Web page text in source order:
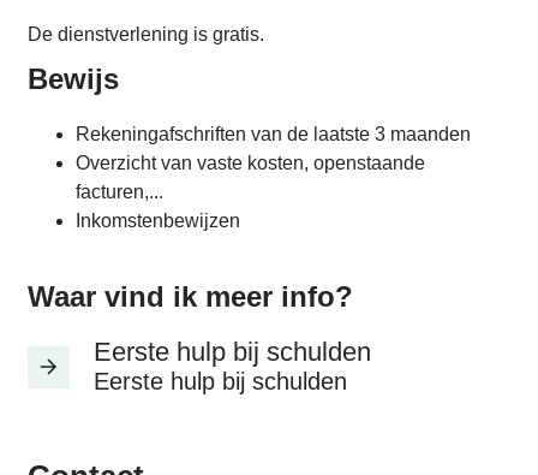
De dienstverlening is gratis.
Bewijs
Rekeningafschriften van de laatste 3 maanden
Overzicht van vaste kosten, openstaande
facturen,...
Inkomstenbewijzen
Waar vind ik meer info?
Eerste hulp bij schulden
Eerste hulp bij schulden